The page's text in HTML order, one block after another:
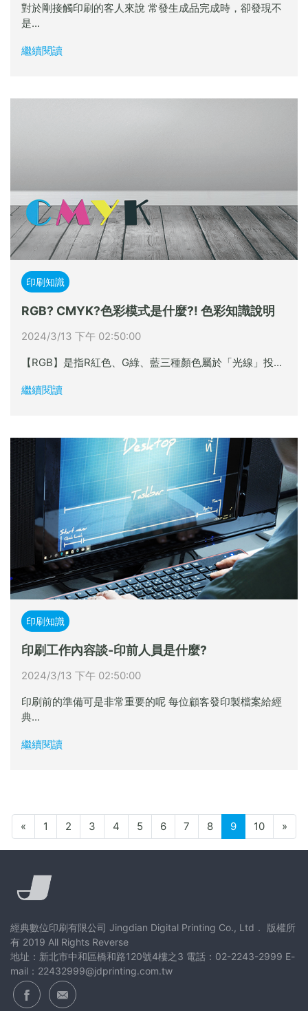
對於剛接觸印刷的客人來說 常發生成品完成時，卻發現不
是...
繼續閱讀
印刷知識
RGB? CMYK?色彩模式是什麼?! 色彩知識說明
2024/3/13 下午 02:50:00
【RGB】是指R紅色、G綠、藍三種顏色屬於「光線」投...
繼續閱讀
印刷知識
印刷工作內容談-印前人員是什麼?
2024/3/13 下午 02:50:00
印刷前的準備可是非常重要的呢 每位顧客發印製檔案給經
典...
繼續閱讀
« 1 2 3 4 5 6 7 8 9 10 »
經典數位印刷有限公司 Jingdian Digital Printing Co., Ltd． 版權所
有 2019 All Rights Reverse
地址：新北市中和區橋和路120號4樓之3 電話：02-2243-2999 E-
mail：22432999@jdprinting.com.tw